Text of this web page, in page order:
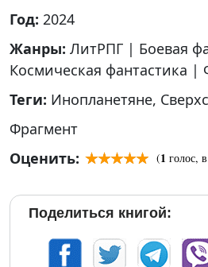
Год: 2024
Жанры: ЛитРПГ | Боевая
Космическая фантастика |
Теги: Инопланетяне,
Фрагмент
Оценить:
(1 голос,
Поделиться книгой: